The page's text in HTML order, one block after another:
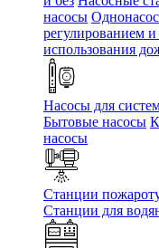
насосы
регулированием и
использования
Насосы для
Бытовые насосы
насосы
Станции
Станции для